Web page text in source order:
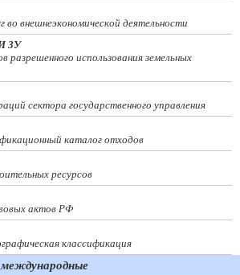
во внешнеэкономической деятельности
ЗУ
разрешенного использования земельных
сектора государственного управления
каталог отходов
ресурсов
актов РФ
классификация